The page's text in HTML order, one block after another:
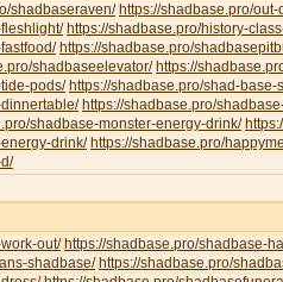
shadbaseraven/ https://shadbase.pro/
https://shadbase.pro/history-
https://shadbase.pro/
shadbaseelevator/ https://
pods/ https://shadbase.pro/shad-base-
https://shadbase.pro/
shadbase-monster-energy-drink/
drink/ https://shadbase.pro/
out/ https://shadbase.pro/shadbase-
shadbase/ https://shadbase.pro/